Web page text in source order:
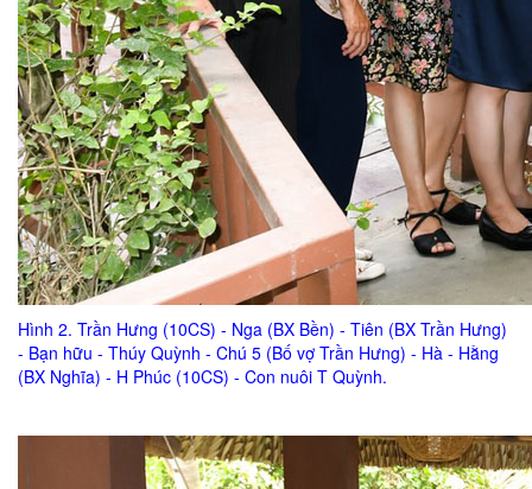
Hình 2. Trần Hưng (10CS) - Nga (BX Bền) - Tiên (BX Trần Hưng)
- Bạn hữu - Thúy Quỳnh - Chú 5 (Bố vợ Trần Hưng) - Hà - Hằng
(BX Nghĩa) - H Phúc (10CS) - Con nuôi T Quỳnh.